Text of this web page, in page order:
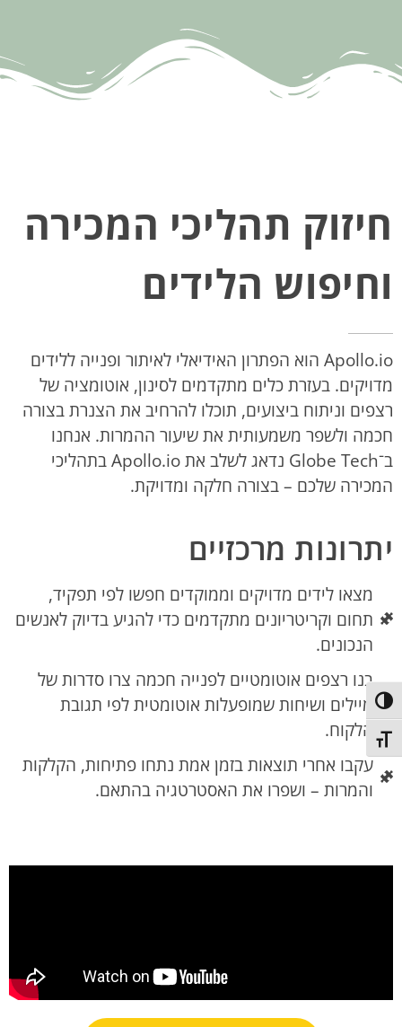
הפעל/כבה ניגודיות גבוהה
מתג גודל גופן
חיזוק תהליכי המכירה
וחיפוש הלידים
Apollo.io הוא הפתרון האידיאלי לאיתור ופנייה ללידים
מדויקים. בעזרת כלים מתקדמים לסינון, אוטומציה של
רצפים וניתוח ביצועים, תוכלו להרחיב את הצנרת בצורה
חכמה ולשפר משמעותית את שיעור ההמרות. אנחנו
ב־Globe Tech נדאג לשלב את Apollo.io בתהליכי
המכירה שלכם – בצורה חלקה ומדויקת.
יתרונות מרכזיים
מצאו לידים מדויקים וממוקדים חפשו לפי תפקיד,
תחום וקריטריונים מתקדמים כדי להגיע בדיוק לאנשים
הנכונים.
בנו רצפים אוטומטיים לפנייה חכמה צרו סדרות של
מיילים ושיחות שמופעלות אוטומטית לפי תגובת
הלקוח.
עקבו אחרי תוצאות בזמן אמת נתחו פתיחות, הקלקות
והמרות – ושפרו את האסטרטגיה בהתאם.